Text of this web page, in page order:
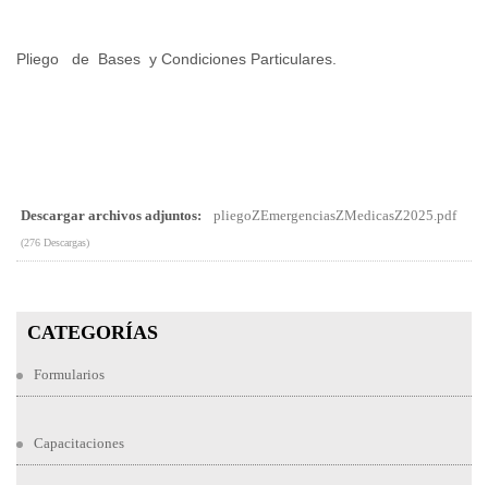
Pliego de Bases y Condiciones Particulares.
Descargar archivos adjuntos: pliegoZEmergenciasZMedicasZ2025.pdf
(276 Descargas)
CATEGORÍAS
Formularios
Capacitaciones